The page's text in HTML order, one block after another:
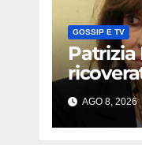
GOSSIP E TV
Patrizia
dopo
oggi
AGO 8, 2026